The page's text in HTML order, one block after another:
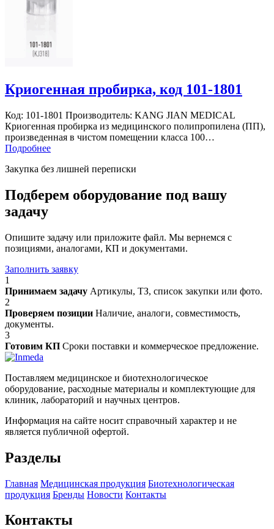
Криогенная пробирка, код 101-1801
Код: 101-1801 Производитель: KANG JIAN MEDICAL
Криогенная пробирка из медицинского полипропилена (ПП),
произведенная в чистом помещении класса 100…
Подробнее
Закупка без лишней переписки
Подберем оборудование под вашу
задачу
Опишите задачу или приложите файл. Мы вернемся с
позициями, аналогами, КП и документами.
Заполнить заявку
1
Принимаем задачу Артикулы, ТЗ, список закупки или фото.
2
Проверяем позиции Наличие, аналоги, совместимость,
документы.
3
Готовим КП Сроки поставки и коммерческое предложение.
Поставляем медицинское и биотехнологическое
оборудование, расходные материалы и комплектующие для
клиник, лабораторий и научных центров.
Информация на сайте носит справочный характер и не
является публичной офертой.
Разделы
Главная Медицинская продукция Биотехнологическая
продукция Бренды Новости Контакты
Контакты